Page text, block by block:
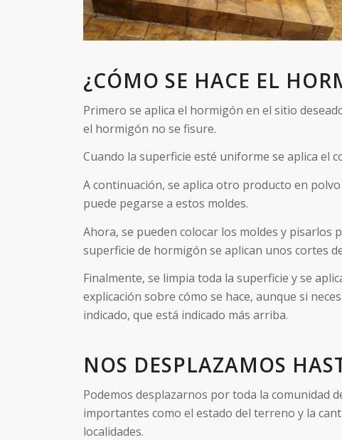
¿CÓMO SE HACE EL
Primero se aplica el hormigón en el sitio
el hormigón no se fisure.
Cuando la superficie esté uniforme se aplica el
A continuación, se aplica otro producto en
puede pegarse a estos moldes.
Ahora, se pueden colocar los moldes y pisarlos
superficie de hormigón se aplican unos cortes
Finalmente, se limpia toda la superficie y se
explicación sobre cómo se hace, aunque si
indicado, que está indicado más arriba.
NOS DESPLAZAMOS
Podemos desplazarnos por toda la comunidad
importantes como el estado del terreno y la
localidades.